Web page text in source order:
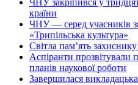
ЧНУ закріпився у
країни
ЧНУ — серед учасників
«Трипільська культура»
Світла пам’ять
Аспіранти прозвітували
планів наукової роботи
Завершилася